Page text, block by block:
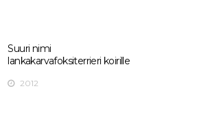
Suuri nimi
lankakarvafoksiterrieri koirille
2012